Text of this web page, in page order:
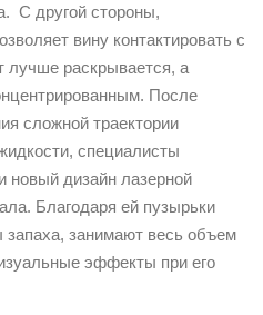
С другой стороны,
вину контактировать с
лучше раскрывается, а
После
сложной траектории
специалисты
новый дизайн лазерной
Благодаря ей пузырьки
занимают весь объем
эффекты при его